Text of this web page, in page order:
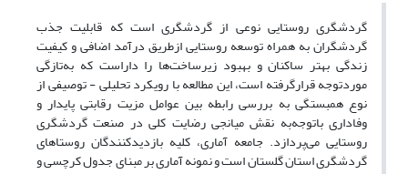
گردشگری روستایی نوعی از گردشگری است که قابلیت جذب
گردشگران به همراه توسعه روستایی ازطریق درآمد اضافی و کیفیت
زندگی بهتر ساکنان و بهبود زیرساخت‌ها را داراست که به‌تازگی
موردتوجه قرارگرفته است، این مطالعه با رویکرد تحلیلی - توصیفی از
نوع همبستگی به بررسی رابطه بین عوامل مزیت رقابتی پایدار و
وفاداری باتوجه‌به نقش میانجی رضایت کلی در صنعت گردشگری
روستایی می‌پردازد. جامعه آماری، کلیه بازدیدکنندگان روستاهای
گردشگری استان گلستان است و نمونه آماری بر مبنای جدول کرچسی و